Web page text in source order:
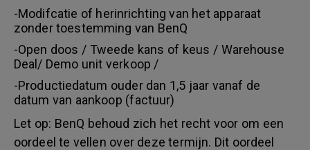
-Modifcatie of herinrichting van het apparaat
zonder toestemming van BenQ
-Open doos / Tweede kans of keus / Warehouse
Deal/ Demo unit verkoop /
-Productiedatum ouder dan 1,5 jaar vanaf de
datum van aankoop (factuur)
Let op: BenQ behoud zich het recht voor om een
oordeel te vellen over deze termijn. Dit oordeel